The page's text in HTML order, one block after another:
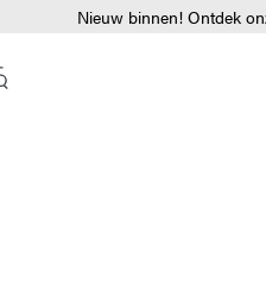
Nieuw binnen! Ontdek